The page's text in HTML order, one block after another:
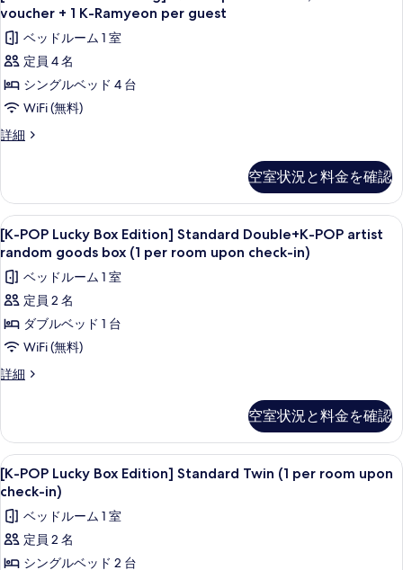
真
を
表
示
す
る
K-
Ramyeon
per
guest
の
べ
の
写
真
を
表
示
す
る
10,000
Eleven
voucher
K-
per
細
Your
DIY
Morning]
Quadruple
+
KRW
10,000
voucher
+
1
K-
Ramyeon
per
guest
の
べ
の
写
真
を
表
示
voucher + 1 K-Ramyeon per guest
ベッドルーム 1 室
定員 4 名
シングルベッド 4 台
WiFi (無料)
詳細
[Make
Quadruple
KRW
10,000
Eleven
voucher
K-
per
細
空室状況と料金を確認
[K-
POP
Lucky
Box
Edition]
Standard
Double+K-
POP
goods
box
(1
per
room
upon
check-
セーフティボックス (室内)、デスク
9
[K-POP Lucky Box Edition] Standard Double+K-POP artist
random goods box (1 per room upon check-in)
ベッドルーム 1 室
定員 2 名
ダブルベッド 1 台
WiFi (無料)
詳細
[K-
Edition]
Standard
Double+K-
POP
random
goods
空室状況と料金を確認
[K-
POP
Lucky
Box
Edition]
セーフティボックス (室内)、デスク
7
[K-POP Lucky Box Edition] Standard Twin (1 per room upon
check-in)
ベッドルーム 1 室
定員 2 名
シングルベッド 2 台